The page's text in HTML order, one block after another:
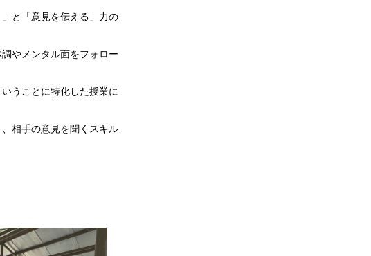
と「意見を伝える」力の
やメンタル面をフォロー
うことに特化した授業に
相手の意見を聞くスキル